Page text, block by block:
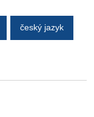
český jazyk